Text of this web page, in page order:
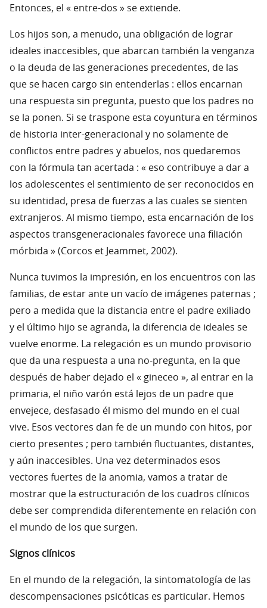
Entonces, el « entre-dos » se extiende.
Los hijos son, a menudo, una obligación de lograr
ideales inaccesibles, que abarcan también la venganza
o la deuda de las generaciones precedentes, de las
que se hacen cargo sin entenderlas : ellos encarnan
una respuesta sin pregunta, puesto que los padres no
se la ponen. Si se traspone esta coyuntura en términos
de historia inter-generacional y no solamente de
conflictos entre padres y abuelos, nos quedaremos
con la fórmula tan acertada : « eso contribuye a dar a
los adolescentes el sentimiento de ser reconocidos en
su identidad, presa de fuerzas a las cuales se sienten
extranjeros. Al mismo tiempo, esta encarnación de los
aspectos transgeneracionales favorece una filiación
mórbida » (Corcos et Jeammet, 2002).
Nunca tuvimos la impresión, en los encuentros con las
familias, de estar ante un vacío de imágenes paternas ;
pero a medida que la distancia entre el padre exiliado
y el último hijo se agranda, la diferencia de ideales se
vuelve enorme. La relegación es un mundo provisorio
que da una respuesta a una no-pregunta, en la que
después de haber dejado el « gineceo », al entrar en la
primaria, el niño varón está lejos de un padre que
envejece, desfasado él mismo del mundo en el cual
vive. Esos vectores dan fe de un mundo con hitos, por
cierto presentes ; pero también fluctuantes, distantes,
y aún inaccesibles. Una vez determinados esos
vectores fuertes de la anomia, vamos a tratar de
mostrar que la estructuración de los cuadros clínicos
debe ser comprendida diferentemente en relación con
el mundo de los que surgen.
Signos clínicos
En el mundo de la relegación, la sintomatología de las
descompensaciones psicóticas es particular. Hemos